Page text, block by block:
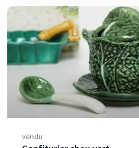
vendu